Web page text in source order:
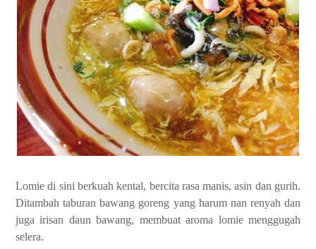
Lomie di sini berkuah kental, bercita rasa manis, asin dan gurih.
Ditambah taburan bawang goreng yang harum nan renyah dan
juga irisan daun bawang, membuat aroma lomie menggugah
selera.